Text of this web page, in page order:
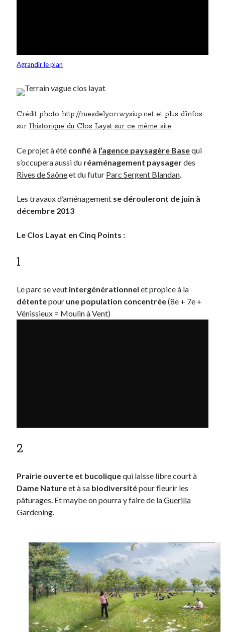
Lectures
Lyon à Livre Ouvert
Mini-monsieur
Parole de Follower
Patchwork
Photos
Proust
Sons
Tavukoi
Agrandir le plan
Crédit photohttp://ruesdelyon.wysiup.net et plus d’infos
surl’historique du Clos Layat sur ce même site.
Ce projet à été confié à l’agence paysagère Basequi
s’occupera aussi du réaménagement paysagerdes
Rives de Saôneet du futur Parc Sergent Blandan.
Les travaux d’aménagement se dérouleront de juin à
décembre 2013
Le Clos Layat en Cinq Points :
1
Le parc se veut intergénérationnelet propice à la
détentepour une population concentrée(8e + 7e +
Vénissieux = Moulin à Vent)
2
Prairie ouverte et bucoliquequi laisse libre court à
Dame Natureet à sa biodiversitépour fleurir les
pâturages. Et maybe on pourra y faire de laGuerilla
Gardening